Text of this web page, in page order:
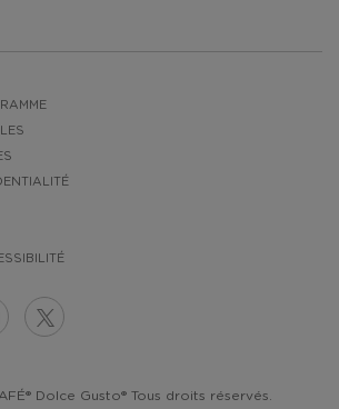
Dolce Gusto® Tous droits réservés.